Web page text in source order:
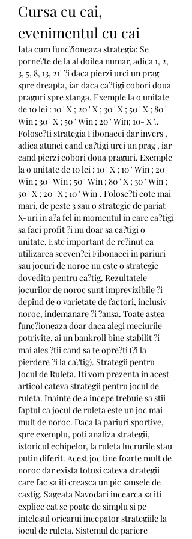
Cursa cu cai,
evenimentul cu cai
Iata cum func?ioneaza strategia: Se
porne?te de la al doilea numar, adica 1, 2,
3, 5, 8, 13, 21' ?i daca pierzi urci un prag
spre dreapta, iar daca ca?tigi cobori doua
praguri spre stanga. Exemple la o unitate
de 10 lei : 10 ' X ; 20 ' X ; 30 ' X ; 50 ' X ; 80 '
Win ; 30 ' X ; 50 ' Win ; 20 ' Win; 10- X '..
Folose?ti strategia Fibonacci dar invers ,
adica atunci cand ca?tigi urci un prag , iar
cand pierzi cobori doua praguri. Exemple
la o unitate de 10 lei : 10 ' X ; 10 ' Win ; 20 '
Win ; 30 ' Win ; 50 ' Win ; 80 ' X ; 30 ' Win ;
50 ' X ; 20 ' X ; 10 ' Win '. Folose?ti cote mai
mari, de peste 3 sau o strategie de pariat
X-uri in a?a fel in momentul in care ca?tigi
sa faci profit ?i nu doar sa ca?tigi o
unitate. Este important de re?inut ca
utilizarea secven?ei Fibonacci in pariuri
sau jocuri de noroc nu este o strategie
dovedita pentru ca?tig. Rezultatele
jocurilor de noroc sunt imprevizibile ?i
depind de o varietate de factori, inclusiv
noroc, indemanare ?i ?ansa. Toate astea
func?ioneaza doar daca alegi meciurile
potrivite, ai un bankroll bine stabilit ?i
mai ales ?tii cand sa te opre?ti (?i la
pierdere ?i la ca?tig). Strategii pentru
Jocul de Ruleta. Iti vom prezenta in acest
articol cateva strategii pentru jocul de
ruleta. Inainte de a incepe trebuie sa stii
faptul ca jocul de ruleta este un joc mai
mult de noroc. Daca la pariuri sportive,
spre exemplu, poti analiza strategii,
istoricul echipelor, la ruleta lucrurile stau
putin diferit. Acest joc tine foarte mult de
noroc dar exista totusi cateva strategii
care fac sa iti creasca un pic sansele de
castig. Sageata Navodari incearca sa iti
explice cat se poate de simplu si pe
intelesul oricarui incepator strategiile la
jocul de ruleta. Sistemul de pariere